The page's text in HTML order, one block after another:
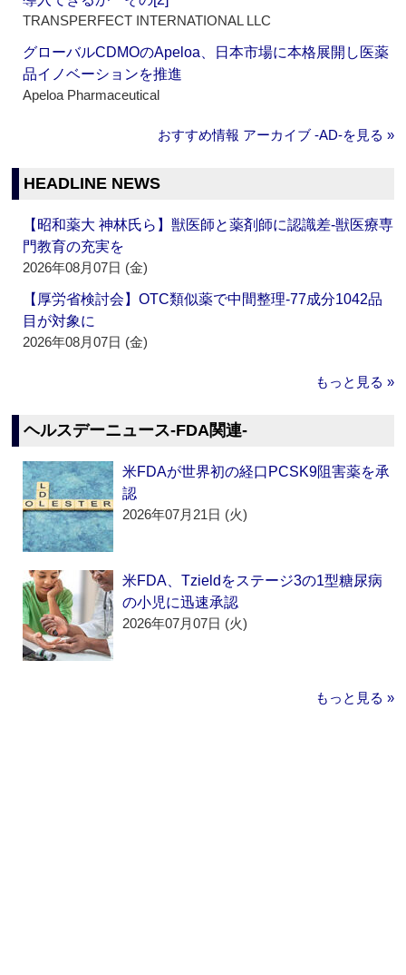
TRANSPERFECT INTERNATIONAL LLC
グローバルCDMOのApeloa、日本市場に本格展開し医薬
品イノベーションを推進
Apeloa Pharmaceutical
おすすめ情報 アーカイブ ‐AD‐を見る »
HEADLINE NEWS
【昭和薬大 神林氏ら】獣医師と薬剤師に認識差‐獣医療専
門教育の充実を
2026年08月07日 (金)
【厚労省検討会】OTC類似薬で中間整理‐77成分1042品
目が対象に
2026年08月07日 (金)
もっと見る »
ヘルスデーニュース‐FDA関連‐
米FDAが世界初の経口PCSK9阻害薬を承
認
2026年07月21日 (火)
米FDA、Tzieldをステージ3の1型糖尿病
の小児に迅速承認
2026年07月07日 (火)
もっと見る »